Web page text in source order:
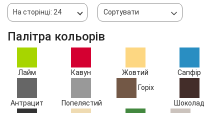
На сторінці: 24 Сортувати
Палітра кольорів
Лайм Кавун Жовтий Сапфір
Антрацит Попелястий
Горіх
Шоколад